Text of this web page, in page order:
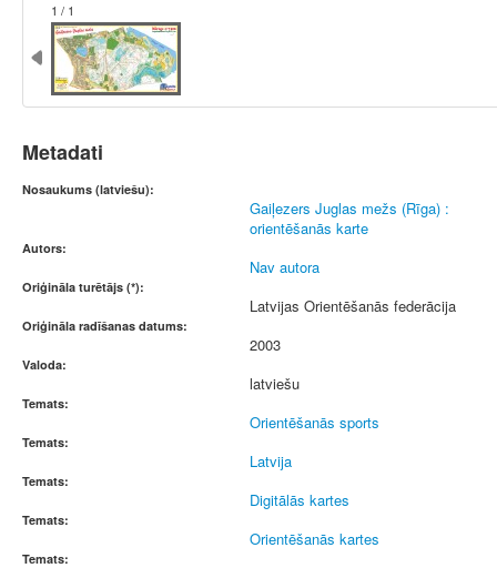
1 / 1
Metadati
Nosaukums (latviešu):
Gaiļezers Juglas mežs (Rīga) :
orientēšanās karte
Autors:
Nav autora
Oriģināla turētājs (*):
Latvijas Orientēšanās federācija
Oriģināla radīšanas datums:
2003
Valoda:
latviešu
Temats:
Orientēšanās sports
Temats:
Latvija
Temats:
Digitālās kartes
Temats:
Orientēšanās kartes
Temats: